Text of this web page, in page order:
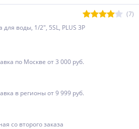
(7)
воды, 1/2", 5SL, PLUS 3P
по Москве от 3 000 руб.
в регионы от 9 999 руб.
со второго заказа